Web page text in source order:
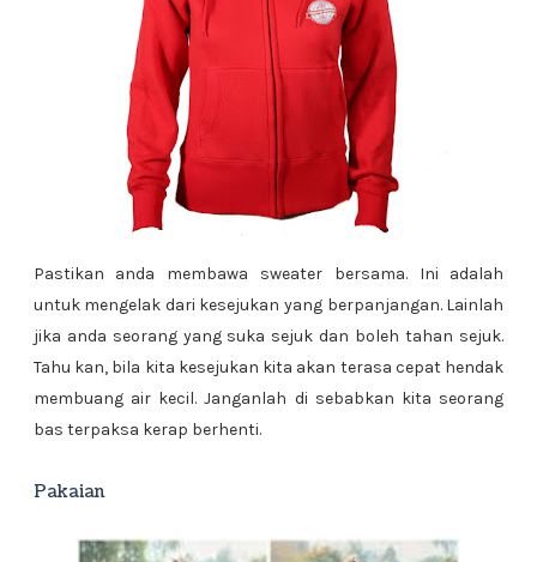
Pastikan anda membawa sweater bersama. Ini adalah
untuk mengelak dari kesejukan yang berpanjangan. Lainlah
jika anda seorang yang suka sejuk dan boleh tahan sejuk.
Tahu kan, bila kita kesejukan kita akan terasa cepat hendak
membuang air kecil. Janganlah di sebabkan kita seorang
bas terpaksa kerap berhenti.
Pakaian